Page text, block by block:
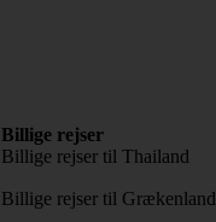
Billige rejser
Billige rejser til Thailand
Billige rejser til Grækenland